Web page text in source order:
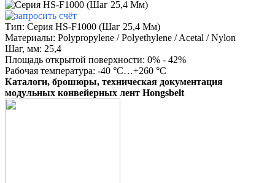
Тип: Серия HS-F1000 (Шаг 25,4 Мм)
Материалы: Polypropylene / Polyethylene / Acetal / Nylon
Шаг, мм: 25,4
Площадь открытой поверхности: 0% - 42%
Рабочая температура: -40 °С…+260 °С
Каталоги, брошюры, техническая документация
модульных конвейерных лент Hongsbelt